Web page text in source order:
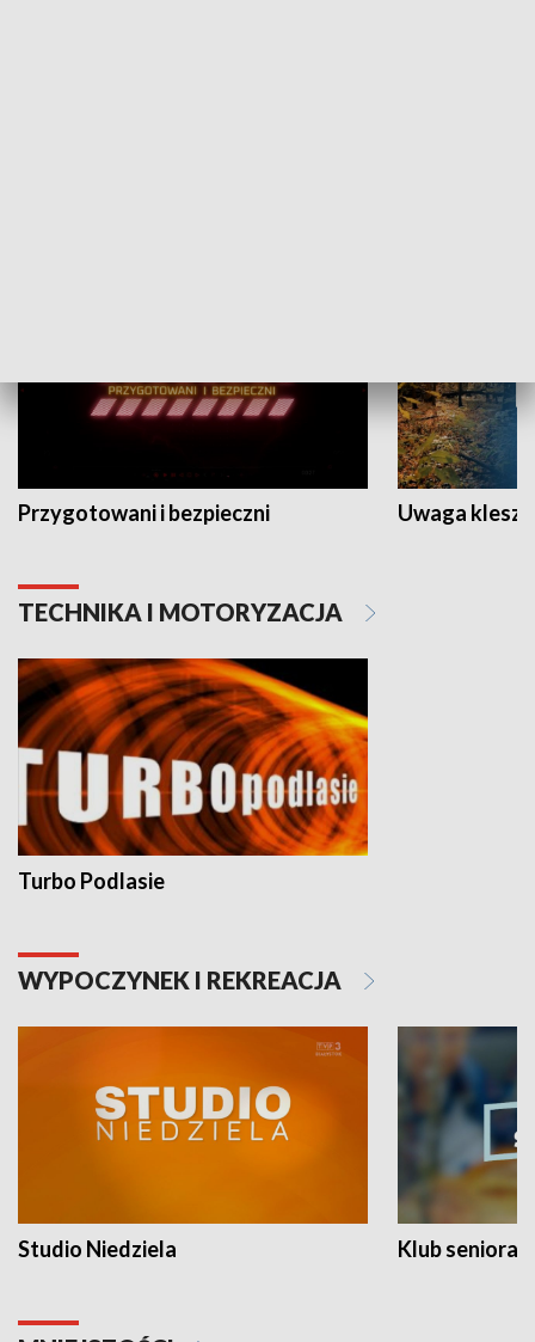
Przygotowani i bezpieczni Uwaga
TECHNIKA I MOTORYZACJA
Turbo Podlasie
WYPOCZYNEK I REKREACJA
Studio Niedziela Klub seniora